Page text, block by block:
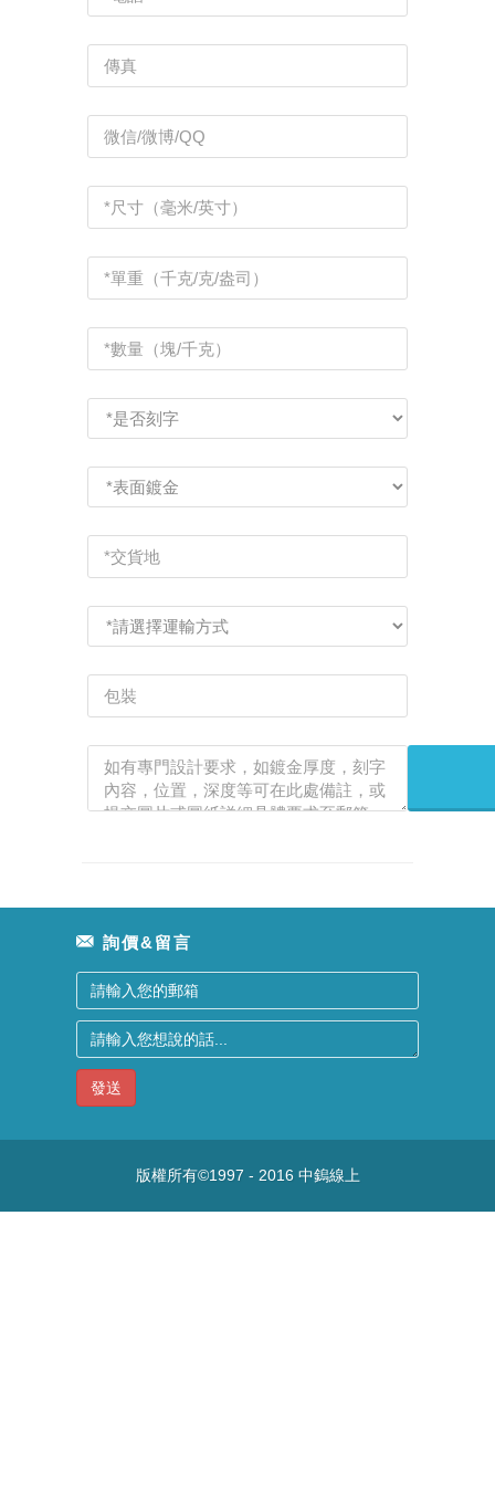
詢價&留言
發送
版權所有©1997 - 2016 中鎢線上